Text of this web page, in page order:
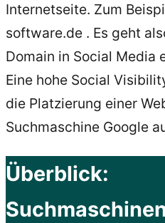
Internetseite. Zum
software.de . Es geht
Domain in Social Media
Eine hohe Social
die Platzierung einer
Suchmaschine Google
Überblick: